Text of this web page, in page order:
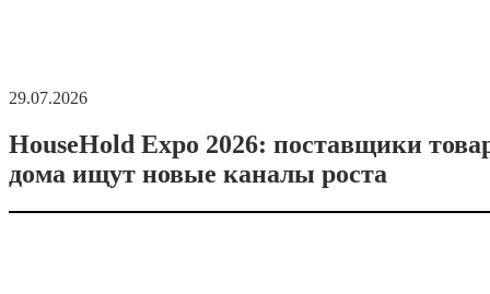
29.07.2026
HouseHold Expo 2026: поставщики
дома ищут новые каналы роста